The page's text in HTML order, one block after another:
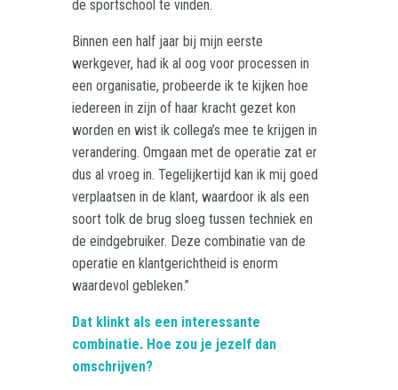
de sportschool te vinden.
Binnen een half jaar bij mijn eerste
werkgever, had ik al oog voor processen in
een organisatie, probeerde ik te kijken hoe
iedereen in zijn of haar kracht gezet kon
worden en wist ik collega’s mee te krijgen in
verandering. Omgaan met de operatie zat er
dus al vroeg in. Tegelijkertijd kan ik mij goed
verplaatsen in de klant, waardoor ik als een
soort tolk de brug sloeg tussen techniek en
de eindgebruiker. Deze combinatie van de
operatie en klantgerichtheid is enorm
waardevol gebleken.”
Dat klinkt als een interessante
combinatie. Hoe zou je jezelf dan
omschrijven?